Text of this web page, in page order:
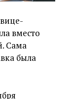
вместо
Сама
была